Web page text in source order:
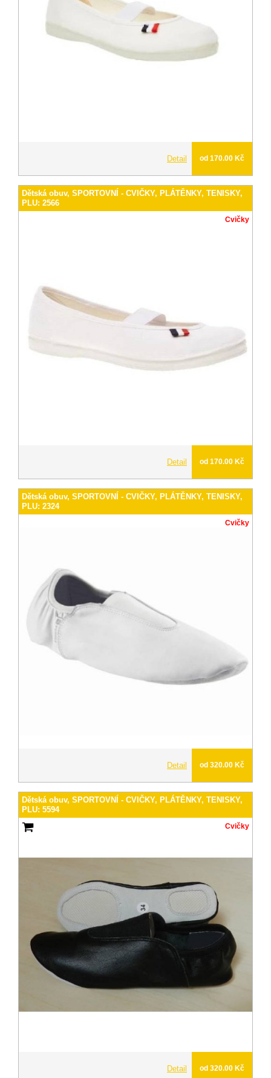
Detail od 170.00 Kč
Dětská obuv, SPORTOVNÍ - CVIČKY, PLÁTĚNKY, TENISKY,
PLU: 2566
Cvičky
Detail od 170.00 Kč
Dětská obuv, SPORTOVNÍ - CVIČKY, PLÁTĚNKY, TENISKY,
PLU: 2324
Cvičky
Detail od 320.00 Kč
Dětská obuv, SPORTOVNÍ - CVIČKY, PLÁTĚNKY, TENISKY,
PLU: 5594
Cvičky
Detail od 320.00 Kč